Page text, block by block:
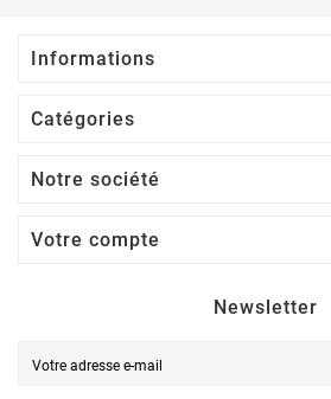
Informations
Catégories
Notre société
Votre compte
Newsletter